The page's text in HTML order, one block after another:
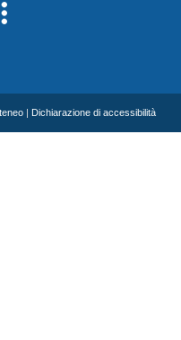
Dichiarazione di accessibilità